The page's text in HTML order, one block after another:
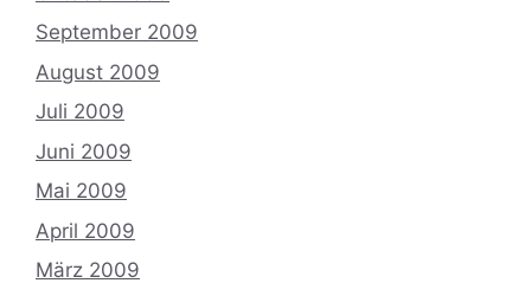
September 2009
August 2009
Juli 2009
Juni 2009
Mai 2009
April 2009
März 2009